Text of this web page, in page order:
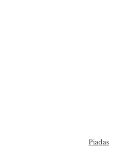
Piadas